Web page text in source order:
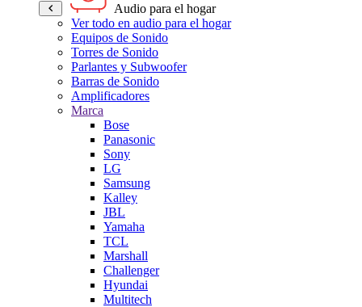
Audio para el hogar
Ver todo en audio para el hogar
Equipos de Sonido
Torres de Sonido
Parlantes y Subwoofer
Barras de Sonido
Amplificadores
Marca
Bose
Panasonic
Sony
LG
Samsung
Kalley
JBL
Yamaha
TCL
Marshall
Challenger
Hyundai
Multitech